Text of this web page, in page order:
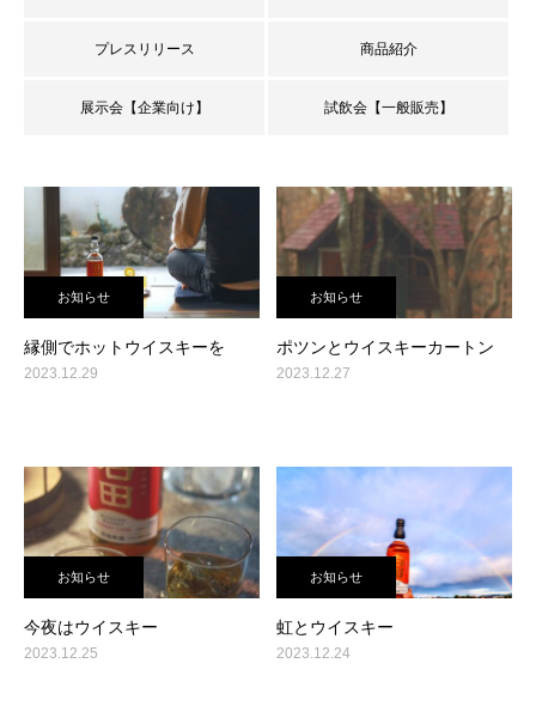
プレスリリース 商品紹介
展示会【企業向け】 試飲会【一般販売】
お知らせ
縁側でホットウイスキーを
2023.12.29
お知らせ
ポツンとウイスキーカートン
2023.12.27
お知らせ
今夜はウイスキー
2023.12.25
お知らせ
虹とウイスキー
2023.12.24